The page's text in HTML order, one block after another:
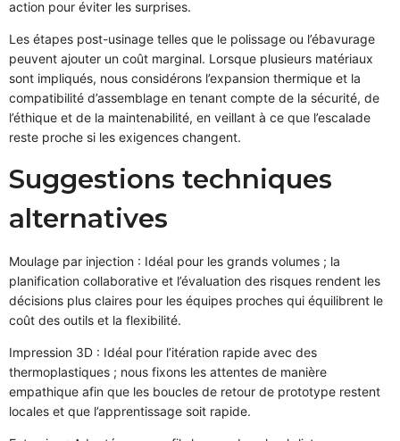
action pour éviter les surprises.
Les étapes post-usinage telles que le polissage ou l’ébavurage
peuvent ajouter un coût marginal. Lorsque plusieurs matériaux
sont impliqués, nous considérons l’expansion thermique et la
compatibilité d’assemblage en tenant compte de la sécurité, de
l’éthique et de la maintenabilité, en veillant à ce que l’escalade
reste proche si les exigences changent.
Suggestions techniques
alternatives
Moulage par injection : Idéal pour les grands volumes ; la
planification collaborative et l’évaluation des risques rendent les
décisions plus claires pour les équipes proches qui équilibrent le
coût des outils et la flexibilité.
Impression 3D : Idéal pour l’itération rapide avec des
thermoplastiques ; nous fixons les attentes de manière
empathique afin que les boucles de retour de prototype restent
locales et que l’apprentissage soit rapide.